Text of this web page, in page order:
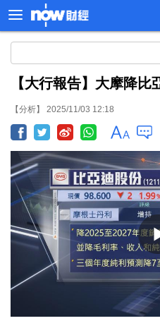
【大行報告】大摩降
【分析】 2025/11/03 12:18